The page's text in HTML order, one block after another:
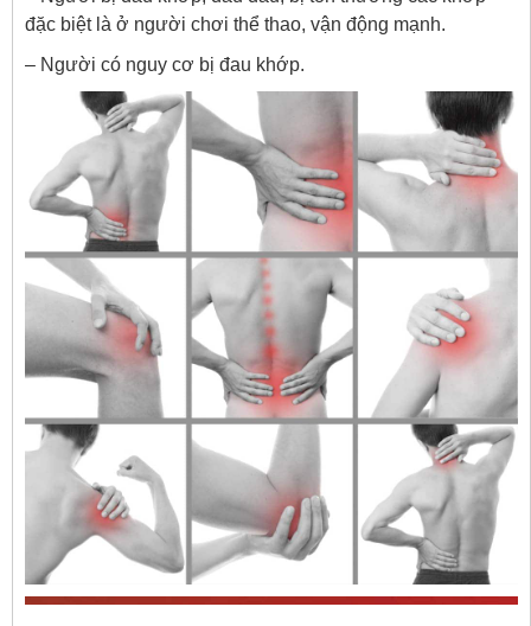
đặc biệt là ở người chơi thể thao, vận động mạnh.
– Người có nguy cơ bị đau khớp.